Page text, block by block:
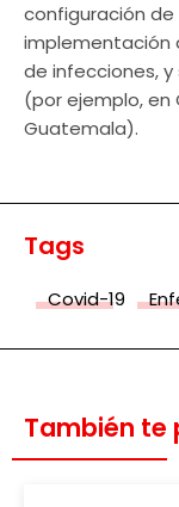
configuración
implementación
de infecciones,
(por ejemplo, en
Guatemala).
Tags
Covid-19
También te